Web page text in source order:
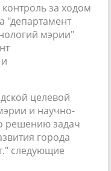
за ходом
"департамент
мэрии"
целевой
и научно-
решению задач
города
следующие